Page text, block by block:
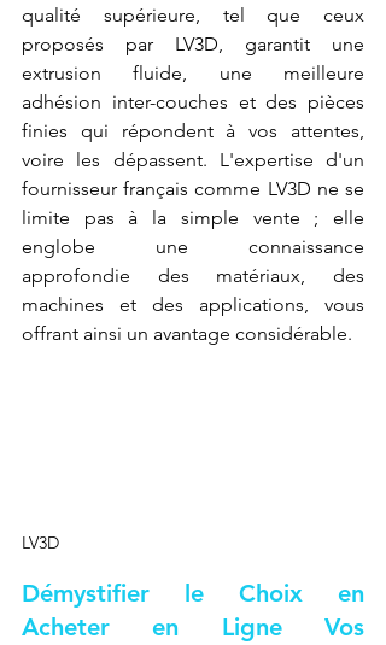
qualité supérieure, tel que ceux
proposés par LV3D, garantit une
extrusion fluide, une meilleure
adhésion inter-couches et des pièces
finies qui répondent à vos attentes,
voire les dépassent. L'expertise d'un
fournisseur français comme LV3D ne se
limite pas à la simple vente ; elle
englobe une connaissance
approfondie des matériaux, des
machines et des applications, vous
offrant ainsi un avantage considérable.
LV3D
Démystifier le Choix en
Acheter en Ligne Vos